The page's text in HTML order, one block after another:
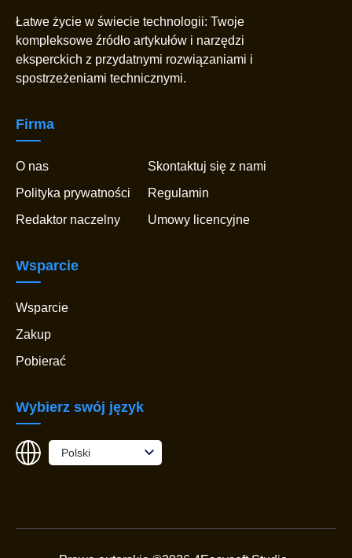
Łatwe życie w świecie technologii: Twoje
kompleksowe źródło artykułów i narzędzi
eksperckich z przydatnymi rozwiązaniami i
spostrzeżeniami technicznymi.
Firma
O nas
Skontaktuj się z nami
Polityka prywatności
Regulamin
Redaktor naczelny
Umowy licencyjne
Wsparcie
Wsparcie
Zakup
Pobierać
Wybierz swój język
Polski